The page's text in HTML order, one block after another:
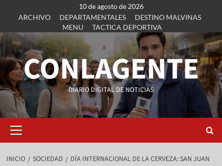
10 de agosto de 2026
ARCHIVO
DEPARTAMENTALES
DESTINO MALVINAS
MENU
TACTICA DEPORTIVA
CONLAGENTE
DIARIO DIGITAL DE NOTICIAS
INICIO SOCIEDAD
DÍA INTERNACIONAL DE LA CERVEZA: SAN JUAN